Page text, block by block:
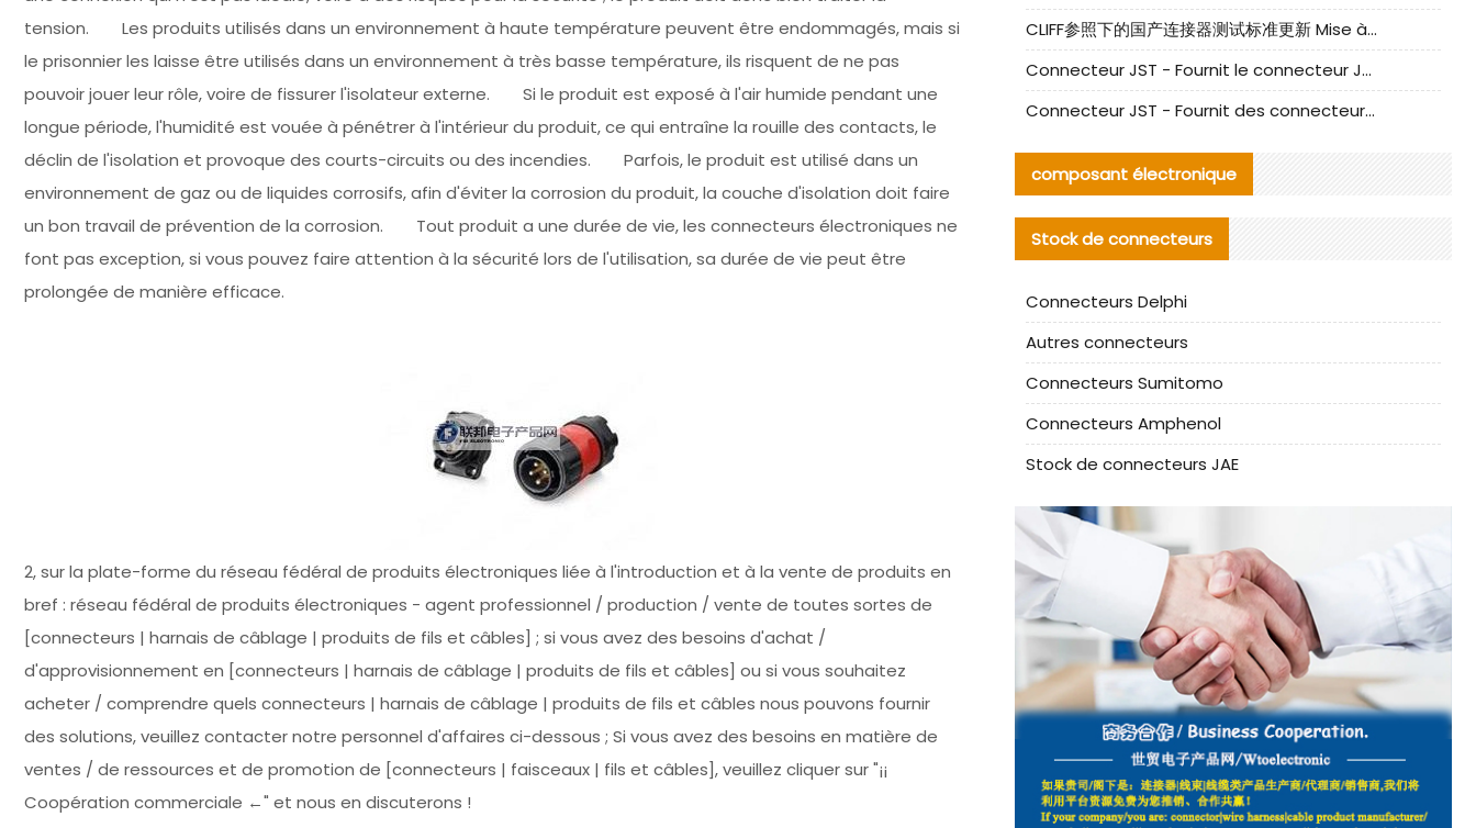
tension. Les produits utilisés dans un environnement à haute température peuvent être endommagés, mais si
le prisonnier les laisse être utilisés dans un environnement à très basse température, ils risquent de ne pas
pouvoir jouer leur rôle, voire de fissurer l'isolateur externe. Si le produit est exposé à l'air humide pendant une
longue période, l'humidité est vouée à pénétrer à l'intérieur du produit, ce qui entraîne la rouille des contacts, le
déclin de l'isolation et provoque des courts-circuits ou des incendies. Parfois, le produit est utilisé dans un
environnement de gaz ou de liquides corrosifs, afin d'éviter la corrosion du produit, la couche d'isolation doit faire
un bon travail de prévention de la corrosion. Tout produit a une durée de vie, les connecteurs électroniques ne
font pas exception, si vous pouvez faire attention à la sécurité lors de l'utilisation, sa durée de vie peut être
prolongée de manière efficace.
2, sur la plate-forme du réseau fédéral de produits électroniques liée à l'introduction et à la vente de produits en
bref : réseau fédéral de produits électroniques - agent professionnel / production / vente de toutes sortes de
[connecteurs | harnais de câblage | produits de fils et câbles] ; si vous avez des besoins d'achat /
d'approvisionnement en [connecteurs | harnais de câblage | produits de fils et câbles] ou si vous souhaitez
acheter / comprendre quels connecteurs | harnais de câblage | produits de fils et câbles nous pouvons fournir
des solutions, veuillez contacter notre personnel d'affaires ci-dessous ; Si vous avez des besoins en matière de
ventes / de ressources et de promotion de [connecteurs | faisceaux | fils et câbles], veuillez cliquer sur "¡¡
Coopération commerciale ←" et nous en discuterons !
CLIFF参照下的国产连接器测试标准更新 Mise à jour des normes de test des connecteurs nationaux sous la référence CLIFF
Connecteur JST - Fournit le connecteur JST NSHR-02V-S original | Équivalent
Connecteur JST - Fournit des connecteurs JST GHR-09V-S authentiques et des produits de remplacement|
composant électronique
Stock de connecteurs
Connecteurs Delphi
Autres connecteurs
Connecteurs Sumitomo
Connecteurs Amphenol
Stock de connecteurs JAE